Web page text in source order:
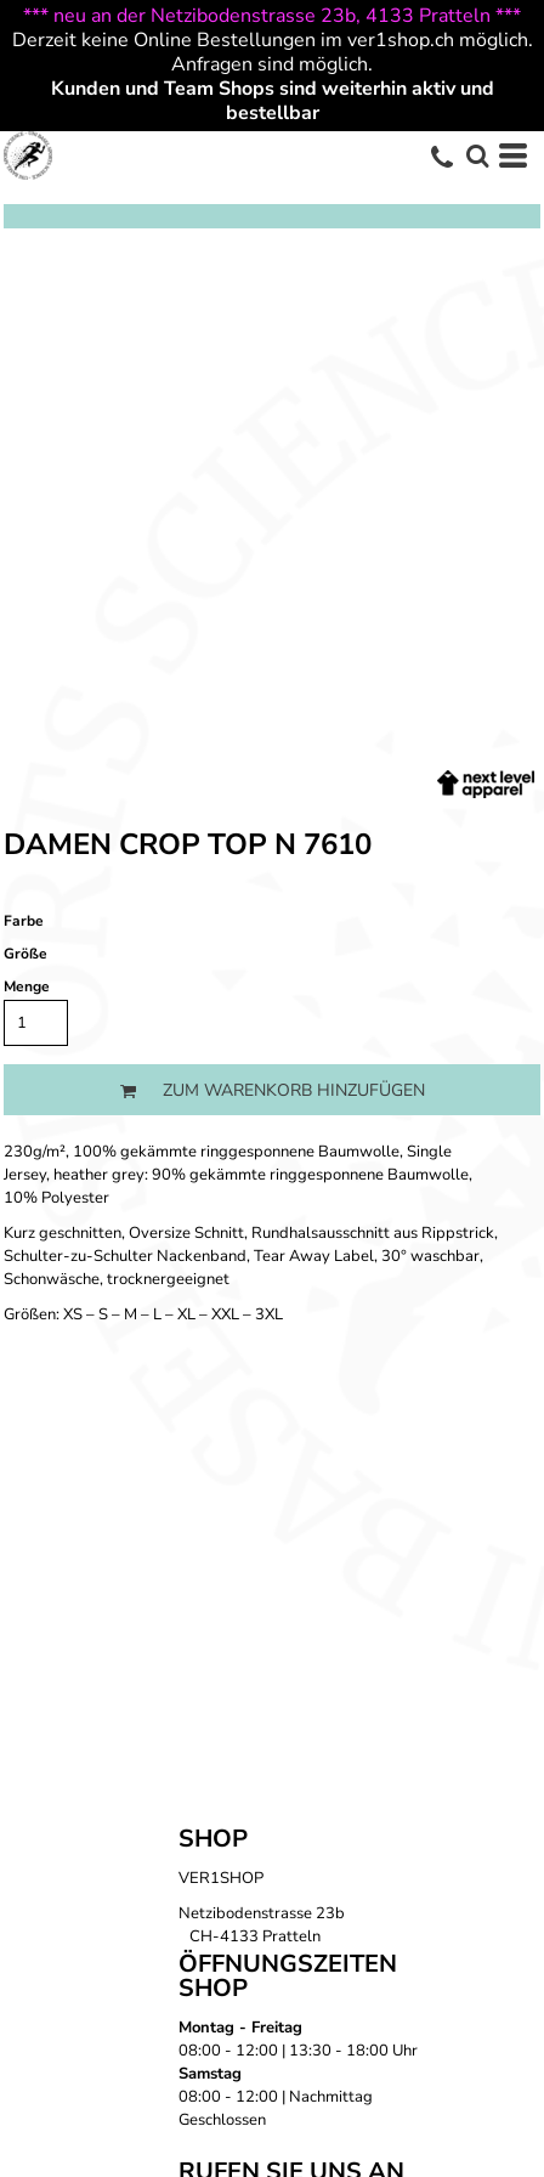
*** neu an der Netzibodenstrasse 23b, 4133 Pratteln ***
Derzeit keine Online Bestellungen im ver1shop.ch möglich.
Anfragen sind möglich.
Kunden und Team Shops sind weiterhin aktiv und
bestellbar
DAMEN CROP TOP N 7610
Farbe
Größe
Menge
ZUM WARENKORB HINZUFÜGEN
230g/m², 100% gekämmte ringgesponnene Baumwolle, Single
Jersey, heather grey: 90% gekämmte ringgesponnene Baumwolle,
10% Polyester
Kurz geschnitten, Oversize Schnitt, Rundhalsausschnitt aus Rippstrick,
Schulter-zu-Schulter Nackenband, Tear Away Label, 30° waschbar,
Schonwäsche, trocknergeeignet
Größen: XS – S – M – L – XL – XXL – 3XL
SHOP
VER1SHOP
Netzibodenstrasse 23b
CH-4133 Pratteln
ÖFFNUNGSZEITEN
SHOP
Montag - Freitag
08:00 - 12:00 | 13:30 - 18:00 Uhr
Samstag
08:00 - 12:00 | Nachmittag
Geschlossen